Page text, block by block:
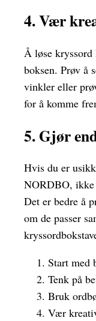
4. Vær
Å løse kryssord
boksen. Prøv å
vinkler eller
for å komme
5. Gjør
Hvis du er
NORDBO,
Det er bedre å
om de passer
Start med
Tenk på
Bruk
Vær